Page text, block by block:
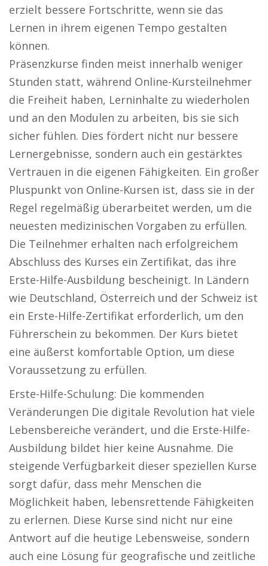
erzielt bessere Fortschritte, wenn sie das
Lernen in ihrem eigenen Tempo gestalten
können.
Präsenzkurse finden meist innerhalb weniger
Stunden statt, während Online-Kursteilnehmer
die Freiheit haben, Lerninhalte zu wiederholen
und an den Modulen zu arbeiten, bis sie sich
sicher fühlen. Dies fördert nicht nur bessere
Lernergebnisse, sondern auch ein gestärktes
Vertrauen in die eigenen Fähigkeiten. Ein großer
Pluspunkt von Online-Kursen ist, dass sie in der
Regel regelmäßig überarbeitet werden, um die
neuesten medizinischen Vorgaben zu erfüllen.
Die Teilnehmer erhalten nach erfolgreichem
Abschluss des Kurses ein Zertifikat, das ihre
Erste-Hilfe-Ausbildung bescheinigt. In Ländern
wie Deutschland, Österreich und der Schweiz ist
ein Erste-Hilfe-Zertifikat erforderlich, um den
Führerschein zu bekommen. Der Kurs bietet
eine äußerst komfortable Option, um diese
Voraussetzung zu erfüllen.
Erste-Hilfe-Schulung: Die kommenden
Veränderungen Die digitale Revolution hat viele
Lebensbereiche verändert, und die Erste-Hilfe-
Ausbildung bildet hier keine Ausnahme. Die
steigende Verfügbarkeit dieser speziellen Kurse
sorgt dafür, dass mehr Menschen die
Möglichkeit haben, lebensrettende Fähigkeiten
zu erlernen. Diese Kurse sind nicht nur eine
Antwort auf die heutige Lebensweise, sondern
auch eine Lösung für geografische und zeitliche